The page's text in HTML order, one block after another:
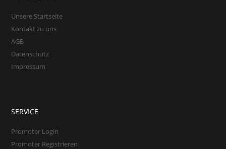
Unsere Startseite
Kontakt zu uns
AGB
Datenschutz
Impressum
SERVICE
Promoter Login
Promoter Registrieren